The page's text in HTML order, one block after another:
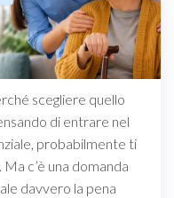
scegliere quello
di entrare nel
probabilmente ti
c’è una domanda
davvero la pena